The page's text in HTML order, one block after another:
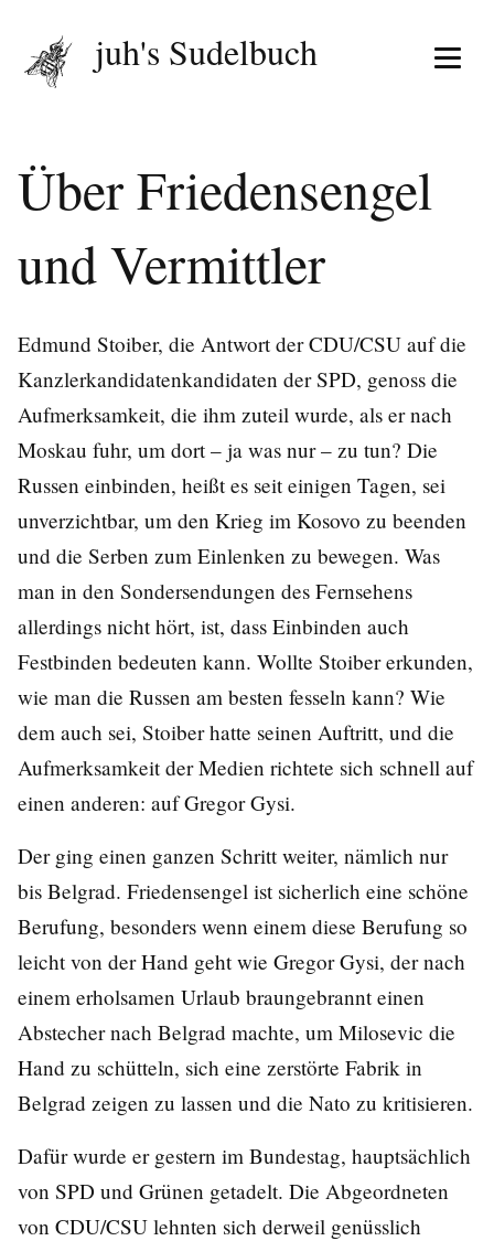
Menü
juh's Sudelbuch
Über Friedensengel
und Vermittler
Edmund Stoiber, die Antwort der CDU/CSU auf die
Kanzlerkandidatenkandidaten der SPD, genoss die
Aufmerksamkeit, die ihm zuteil wurde, als er nach
Moskau fuhr, um dort – ja was nur – zu tun? Die
Russen einbinden, heißt es seit einigen Tagen, sei
unverzichtbar, um den Krieg im Kosovo zu beenden
und die Serben zum Einlenken zu bewegen. Was
man in den Sondersendungen des Fernsehens
allerdings nicht hört, ist, dass Einbinden auch
Festbinden bedeuten kann. Wollte Stoiber erkunden,
wie man die Russen am besten fesseln kann? Wie
dem auch sei, Stoiber hatte seinen Auftritt, und die
Aufmerksamkeit der Medien richtete sich schnell auf
einen anderen: auf Gregor Gysi.
Der ging einen ganzen Schritt weiter, nämlich nur
bis Belgrad. Friedensengel ist sicherlich eine schöne
Berufung, besonders wenn einem diese Berufung so
leicht von der Hand geht wie Gregor Gysi, der nach
einem erholsamen Urlaub braungebrannt einen
Abstecher nach Belgrad machte, um Milosevic die
Hand zu schütteln, sich eine zerstörte Fabrik in
Belgrad zeigen zu lassen und die Nato zu kritisieren.
Dafür wurde er gestern im Bundestag, hauptsächlich
von SPD und Grünen getadelt. Die Abgeordneten
von CDU/CSU lehnten sich derweil genüsslich